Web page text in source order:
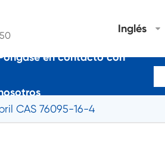
Inglés
en contacto con
CAS 76095-16-4